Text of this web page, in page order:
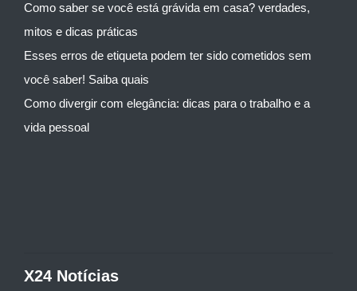
Como saber se você está grávida em casa? verdades,
mitos e dicas práticas
Esses erros de etiqueta podem ter sido cometidos sem
você saber! Saiba quais
Como divergir com elegância: dicas para o trabalho e a
vida pessoal
X24 Notícias